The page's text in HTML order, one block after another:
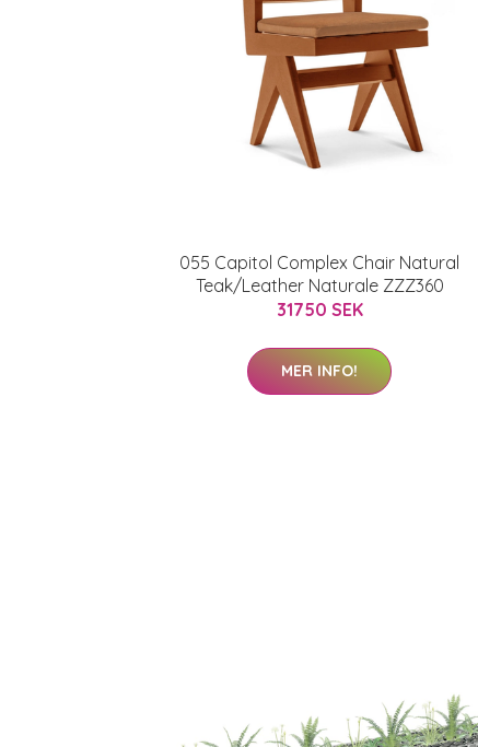
055 Capitol Complex Chair Natural
Teak/Leather Naturale ZZZ360
31750 SEK
MER INFO!